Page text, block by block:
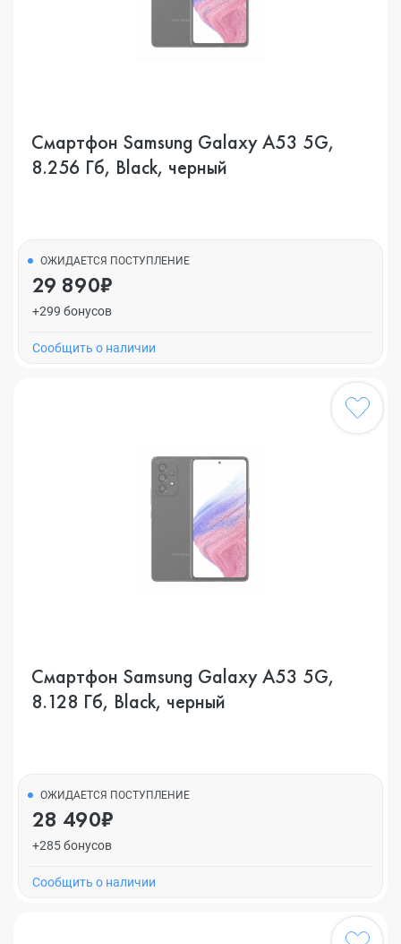
Смартфон Samsung Galaxy A53 5G,
8.256 Гб, Black, черный
ОЖИДАЕТСЯ ПОСТУПЛЕНИЕ
29 890₽
+299 бонусов
Cообщить о наличии
Смартфон Samsung Galaxy A53 5G,
8.128 Гб, Black, черный
ОЖИДАЕТСЯ ПОСТУПЛЕНИЕ
28 490₽
+285 бонусов
Cообщить о наличии